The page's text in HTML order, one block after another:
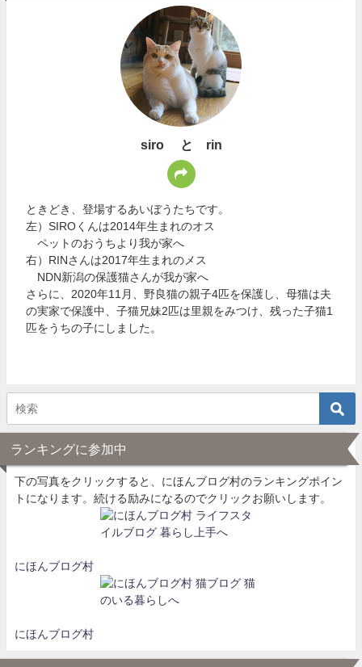
siro と rin
ときどき、登場するあいぼうたちです。
左）SIROくんは2014年生まれのオス
ペットのおうちより我が家へ
右）RINさんは2017年生まれのメス
NDN新潟の保護猫さんが我が家へ
さらに、2020年11月、野良猫の親子4匹を保護し、母猫は夫
の実家で保護中、子猫兄妹2匹は里親をみつけ、残った子猫1
匹をうちの子にしました。
ランキングに参加中
下の写真をクリックすると、にほんブログ村のランキングポイン
トになります。続ける励みになるのでクリックお願いします。
にほんブログ村
にほんブログ村